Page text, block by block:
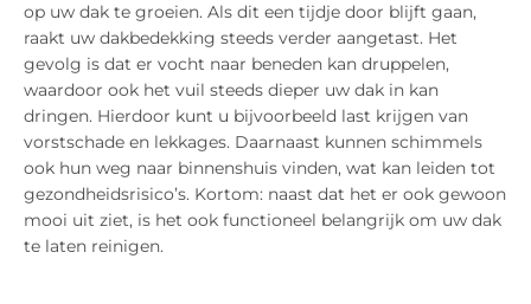
op uw dak te groeien. Als dit een tijdje door blijft gaan,
raakt uw dakbedekking steeds verder aangetast. Het
gevolg is dat er vocht naar beneden kan druppelen,
waardoor ook het vuil steeds dieper uw dak in kan
dringen. Hierdoor kunt u bijvoorbeeld last krijgen van
vorstschade en lekkages. Daarnaast kunnen schimmels
ook hun weg naar binnenshuis vinden, wat kan leiden tot
gezondheidsrisico’s. Kortom: naast dat het er ook gewoon
mooi uit ziet, is het ook functioneel belangrijk om uw dak
te laten reinigen.